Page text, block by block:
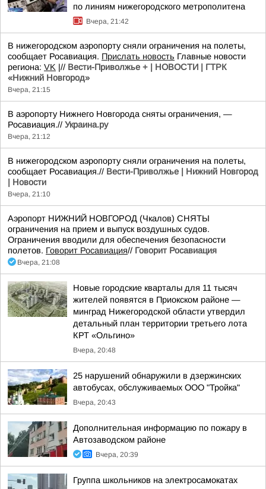
по линиям нижегородского метрополитена
Вчера, 21:42
В нижегородском аэропорту сняли ограничения на полеты,
сообщает Росавиация. Прислать новость Главные новости
региона: VK |// Вести-Приволжье + | НОВОСТИ | ГТРК
«Нижний Новгород»
Вчера, 21:15
В аэропорту Нижнего Новгорода сняты ограничения, —
Росавиация.// Украина.ру
Вчера, 21:12
В нижегородском аэропорту сняли ограничения на полеты,
сообщает Росавиация.// Вести-Приволжье | Нижний Новгород
| Новости
Вчера, 21:10
Аэропорт НИЖНИЙ НОВГОРОД (Чкалов) СНЯТЫ
ограничения на прием и выпуск воздушных судов.
Ограничения вводили для обеспечения безопасности
полетов. Говорит Росавиация// Говорит Росавиация
Вчера, 21:08
Новые городские кварталы для 11 тысяч
жителей появятся в Приокском районе —
минград Нижегородской области утвердил
детальный план территории третьего лота
КРТ «Ольгино»
Вчера, 20:48
25 нарушений обнаружили в дзержинских
автобусах, обслуживаемых ООО "Тройка"
Вчера, 20:43
Дополнительная информацию по пожару в
Автозаводском районе
Вчера, 20:39
Группа школьников на электросамокатах